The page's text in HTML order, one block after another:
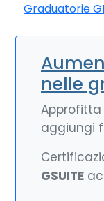
Graduatorie
nelle
aggiungi
GSUITE